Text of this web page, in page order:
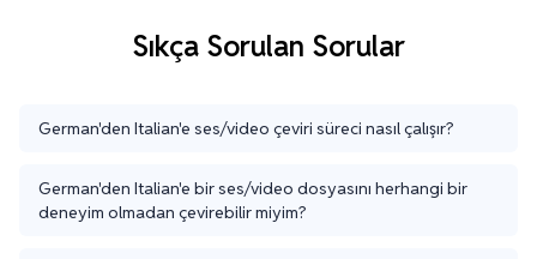
Sıkça Sorulan Sorular
German'den Italian'e ses/video çeviri süreci nasıl çalışır?
German'den Italian'e bir ses/video dosyasını herhangi bir
deneyim olmadan çevirebilir miyim?